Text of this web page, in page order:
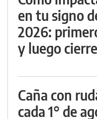
en tu signo
2026:
y luego
Caña con
cada 1° de